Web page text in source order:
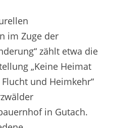
im Zuge der
zählt etwa die
„Keine Heimat
und Heimkehr“
in Gutach.